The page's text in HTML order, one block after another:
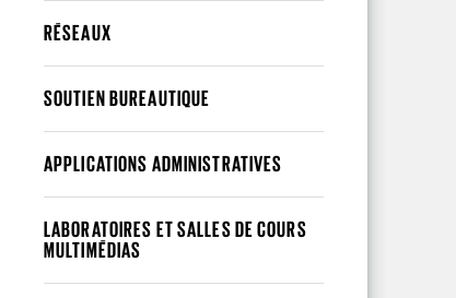
RÉSEAUX
SOUTIEN BUREAUTIQUE
APPLICATIONS ADMINISTRATIVES
LABORATOIRES ET SALLES DE COURS
MULTIMÉDIAS